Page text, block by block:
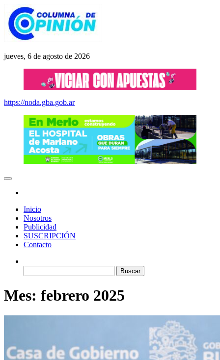
Saltar
contenido
Columna de Opinión
columnadeopinion.com.ar
jueves, 6 de agosto de 2026
https://noda.gba.gob.ar
Inicio
Nosotros
Publicidad
SUSCRIPCIÓN
Contacto
Mes: febrero 2025